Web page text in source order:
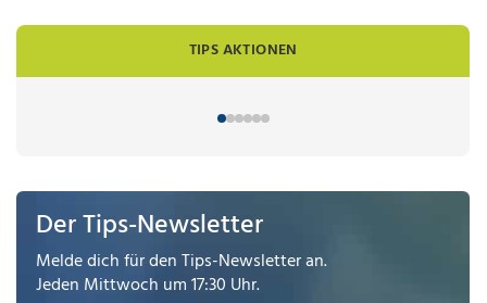
TIPS AKTIONEN
Der Tips-Newsletter
Melde dich für den Tips-Newsletter an.
Jeden Mittwoch um 17:30 Uhr.